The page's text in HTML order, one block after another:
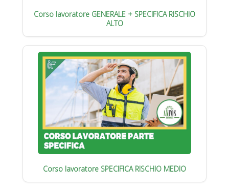
Corso lavoratore GENERALE + SPECIFICA RISCHIO
ALTO
Corso lavoratore SPECIFICA RISCHIO MEDIO